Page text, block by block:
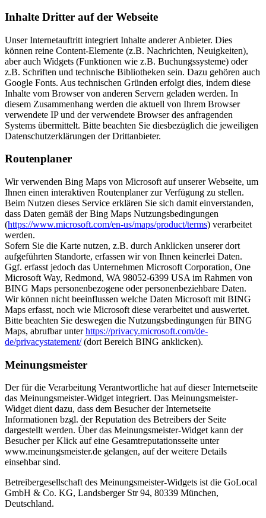
Inhalte Dritter auf der Webseite
Unser Internetauftritt integriert Inhalte anderer Anbieter. Dies
können reine Content-Elemente (z.B. Nachrichten, Neuigkeiten),
aber auch Widgets (Funktionen wie z.B. Buchungssysteme) oder
z.B. Schriften und technische Bibliotheken sein. Dazu gehören auch
Google Fonts. Aus technischen Gründen erfolgt dies, indem diese
Inhalte vom Browser von anderen Servern geladen werden. In
diesem Zusammenhang werden die aktuell von Ihrem Browser
verwendete IP und der verwendete Browser des anfragenden
Systems übermittelt. Bitte beachten Sie diesbezüglich die jeweiligen
Datenschutzerklärungen der Drittanbieter.
Routenplaner
Wir verwenden Bing Maps von Microsoft auf unserer Webseite, um
Ihnen einen interaktiven Routenplaner zur Verfügung zu stellen.
Beim Nutzen dieses Service erklären Sie sich damit einverstanden,
dass Daten gemäß der Bing Maps Nutzungsbedingungen
(https://www.microsoft.com/en-us/maps/product/terms) verarbeitet
werden.
Sofern Sie die Karte nutzen, z.B. durch Anklicken unserer dort
aufgeführten Standorte, erfassen wir von Ihnen keinerlei Daten.
Ggf. erfasst jedoch das Unternehmen Microsoft Corporation, One
Microsoft Way, Redmond, WA 98052-6399 USA im Rahmen von
BING Maps personenbezogene oder personenbeziehbare Daten.
Wir können nicht beeinflussen welche Daten Microsoft mit BING
Maps erfasst, noch wie Microsoft diese verarbeitet und auswertet.
Bitte beachten Sie deswegen die Nutzungsbedingungen für BING
Maps, abrufbar unterhttps://privacy.microsoft.com/de-
de/privacystatement/(dort Bereich BING anklicken).
Meinungsmeister
Der für die Verarbeitung Verantwortliche hat auf dieser Internetseite
das Meinungsmeister-Widget integriert. Das Meinungsmeister-
Widget dient dazu, dass dem Besucher der Internetseite
Informationen bzgl. der Reputation des Betreibers der Seite
dargestellt werden. Über das Meinungsmeister-Widget kann der
Besucher per Klick auf eine Gesamtreputationsseite unter
www.meinungsmeister.de gelangen, auf der weitere Details
einsehbar sind.
Betreibergesellschaft des Meinungsmeister-Widgets ist die GoLocal
GmbH & Co. KG, Landsberger Str 94, 80339 München,
Deutschland.